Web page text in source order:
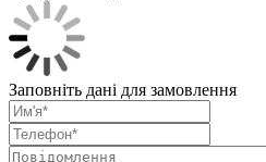
Заповніть дані для замовлення